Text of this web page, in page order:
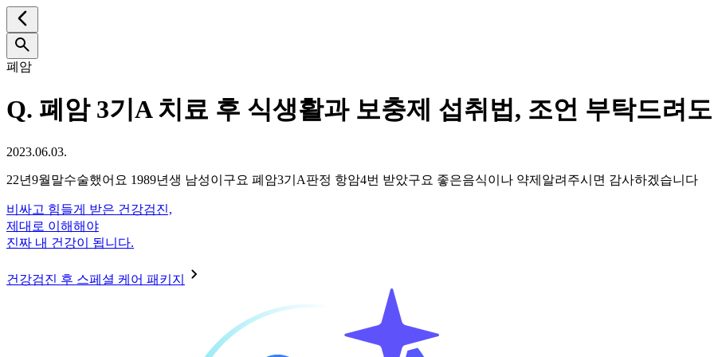
폐암
Q. 폐암 3기A 치료 후 식생활과 보충제 섭취법, 조언 부탁드려
2023.06.03.
22년9월말수술했어요 1989년생 남성이구요 폐암3기A판정 항암4번 받았구요 좋은음식이나 약제알려주시면 감사하겠습니다
비싸고 힘들게 받은 건강검진,
제대로 이해해야
진짜 내 건강이 됩니다.
건강검진 후 스페셜 케어 패키지